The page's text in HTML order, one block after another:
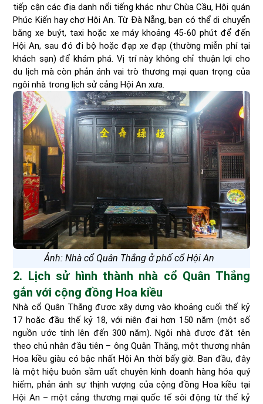
tiếp cận các địa danh nổi tiếng khác như Chùa Cầu, Hội quán
Phúc Kiến hay chợ Hội An. Từ Đà Nẵng, bạn có thể di chuyển
bằng xe buýt, taxi hoặc xe máy khoảng 45-60 phút để đến
Hội An, sau đó đi bộ hoặc đạp xe đạp (thường miễn phí tại
khách sạn) để khám phá. Vị trí này không chỉ thuận lợi cho
du lịch mà còn phản ánh vai trò thương mại quan trọng của
ngôi nhà trong lịch sử cảng Hội An xưa.
Ảnh: Nhà cổ Quân Thắng ở phố cổ Hội An
2. Lịch sử hình thành nhà cổ Quân Thắng
gắn với cộng đồng Hoa kiều
Nhà cổ Quân Thắng được xây dựng vào khoảng cuối thế kỷ
17 hoặc đầu thế kỷ 18, với niên đại hơn 150 năm (một số
nguồn ước tính lên đến 300 năm). Ngôi nhà được đặt tên
theo chủ nhân đầu tiên – ông Quân Thắng, một thương nhân
Hoa kiều giàu có bậc nhất Hội An thời bấy giờ. Ban đầu, đây
là một hiệu buôn sầm uất chuyên kinh doanh hàng hóa quý
hiếm, phản ánh sự thịnh vượng của cộng đồng Hoa kiều tại
Hội An – một cảng thương mại quốc tế sôi động từ thế kỷ